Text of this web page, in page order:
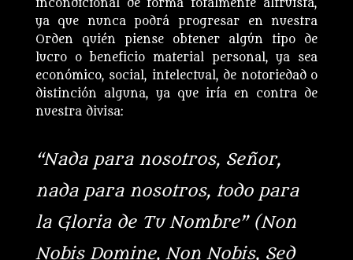
incondicional de forma totalmente altruista,
ya que nunca podrá progresar en nuestra
Orden quién piense obtener algún tipo de
lucro o beneficio material personal, ya sea
económico, social, intelectual, de notoriedad o
distinción alguna, ya que iría en contra de
nuestra divisa:
“Nada para nosotros, Señor,
nada para nosotros, todo para
la Gloria de Tu Nombre” (Non
Nobis Domine, Non Nobis, Sed